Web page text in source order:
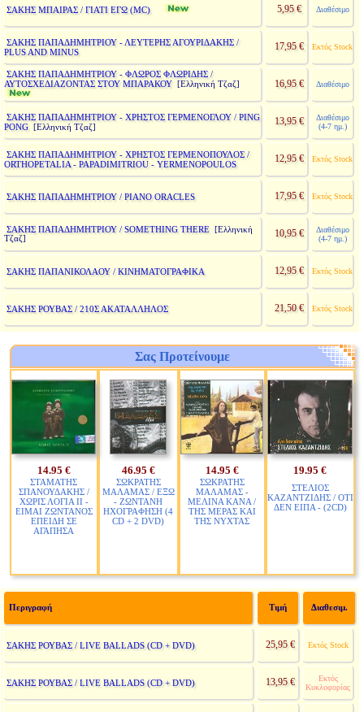
ΣΑΚΗΣ ΜΠΑΙΡΑΣ / ΓΙΑΤΙ ΕΓΩ (MC) 5,95 € Διαθέσιμο
ΣΑΚΗΣ ΠΑΠΑΔΗΜΗΤΡΙΟΥ - ΛΕΥΤΕΡΗΣ ΑΓΟΥΡΙΔΑΚΗΣ /
PLUS AND MINUS
17,95 € Εκτός Stock
ΣΑΚΗΣ ΠΑΠΑΔΗΜΗΤΡΙΟΥ - ΦΛΩΡΟΣ ΦΛΩΡΙΔΗΣ /
ΑΥΤΟΣΧΕΔΙΑΖΟΝΤΑΣ ΣΤΟΥ ΜΠΑΡΑΚΟΥ [Ελληνική Τζαζ] 16,95 € Διαθέσιμο
ΣΑΚΗΣ ΠΑΠΑΔΗΜΗΤΡΙΟΥ - ΧΡΗΣΤΟΣ ΓΕΡΜΕΝΟΓΛΟΥ / PING
PONG [Ελληνική Τζαζ]
13,95 €
Διαθέσιμο
(4-7 ημ.)
ΣΑΚΗΣ ΠΑΠΑΔΗΜΗΤΡΙΟΥ - ΧΡΗΣΤΟΣ ΓΕΡΜΕΝΟΠΟΥΛΟΣ /
ORTHOPETALIA - PAPADIMITRIOU - YERMENOPOULOS
12,95 € Εκτός Stock
ΣΑΚΗΣ ΠΑΠΑΔΗΜΗΤΡΙΟΥ / PIANO ORACLES 17,95 € Εκτός Stock
ΣΑΚΗΣ ΠΑΠΑΔΗΜΗΤΡΙΟΥ / SOMETHING THERE [Ελληνική
Τζαζ]
10,95 €
Διαθέσιμο
(4-7 ημ.)
ΣΑΚΗΣ ΠΑΠΑΝΙΚΟΛΑΟΥ / ΚΙΝΗΜΑΤΟΓΡΑΦΙΚΑ 12,95 € Εκτός Stock
ΣΑΚΗΣ ΡΟΥΒΑΣ / 210Σ ΑΚΑΤΑΛΛΗΛΟΣ 21,50 € Εκτός Stock
Σας Προτείνουμε
14.95 €
ΣΤΑΜΑΤΗΣ
ΣΠΑΝΟΥΔΑΚΗΣ /
ΧΩΡΙΣ ΛΟΓΙΑ ΙΙ -
ΕΙΜΑΙ ΖΩΝΤΑΝΟΣ
ΕΠΕΙΔΗ ΣΕ
ΑΓΑΠΗΣΑ
46.95 €
ΣΩΚΡΑΤΗΣ
ΜΑΛΑΜΑΣ / ΕΞΩ
- ΖΩΝΤΑΝΗ
ΗΧΟΓΡΑΦΗΣΗ (4
CD + 2 DVD)
14.95 €
ΣΩΚΡΑΤΗΣ
ΜΑΛΑΜΑΣ -
ΜΕΛΙΝΑ ΚΑΝΑ /
ΤΗΣ ΜΕΡΑΣ ΚΑΙ
ΤΗΣ ΝΥΧΤΑΣ
19.95 €
ΣΤΕΛΙΟΣ
ΚΑΖΑΝΤΖΙΔΗΣ / ΟΤΙ
ΔΕΝ ΕΙΠΑ - (2CD)
Περιγραφή Τιμή Διαθεσιμ.
ΣΑΚΗΣ ΡΟΥΒΑΣ / LIVE BALLADS (CD + DVD) 25,95 € Εκτός Stock
ΣΑΚΗΣ ΡΟΥΒΑΣ / LIVE BALLADS (CD + DVD) 13,95 €
Εκτός
Κυκλοφορίας